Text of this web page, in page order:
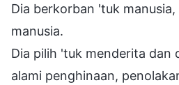
Dia berkorban 'tuk
manusia.
Dia pilih 'tuk menderita dan
alami penghinaan,